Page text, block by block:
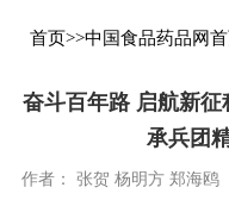
首页>>中国食品药品网
奋斗百年路 启航新征
承兵团
作者： 张贺 杨明方 郑海鸥